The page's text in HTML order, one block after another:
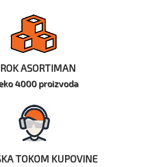
ASORTIMAN
4000 proizvoda
TOKOM KUPOVINE